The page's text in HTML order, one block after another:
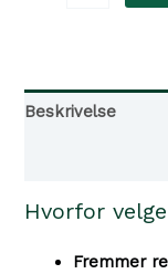
&
–
Naturlig
Beskrivelse
Hvorfor
Fremmer